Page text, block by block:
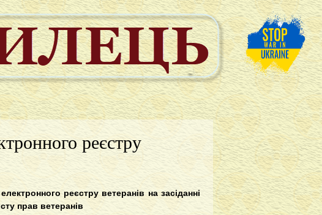
реєстру
реєстру ветеранів на засіданні
прав ветеранів